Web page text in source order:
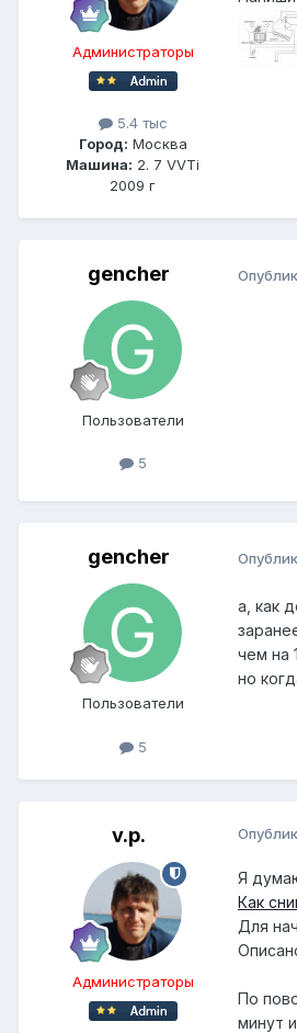
Администраторы
5.4 тыс
Город: Москва
Машина: 2. 7 VVTi
2009 г
gencher
Пользователи
5
gencher
Пользователи
5
а, как
чем на
но
v.p.
Администраторы
Я
Как
Для
По
минут